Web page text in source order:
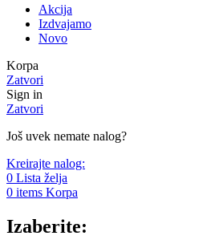
Akcija
Izdvajamo
Novo
Korpa
Zatvori
Sign in
Zatvori
Još uvek nemate nalog?
Kreirajte nalog:
0 Lista želja
0 items Korpa
Izaberite: